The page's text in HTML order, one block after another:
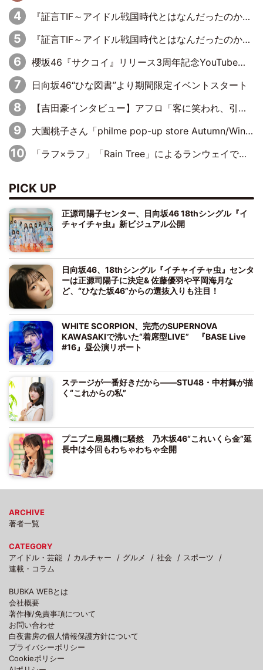
『証言TIF～アイドル戦国時代とはなんだったのか～』第11回：私立恵比寿中学・真山りか×安本彩花「TIFで10年ぶりのキョンシーメイクをしたら、場を完全に引かせてしまって。時代が変わったんだなって」
『証言TIF～アイドル戦国時代とはなんだったのか～』第10回：さくら学院・武藤彩未×飯田らうら「正直、中3で辞めるというのを信じてなくて。そう言われてはいたけど、嘘でしょって」
櫻坂46『サクコイ』リリース3周年記念YouTube特番決定
日向坂46“ひな図書”より期間限定イベントスタート
【吉田豪インタビュー】アフロ「客に笑われ、引かれ」異常なまでの熱さと勘違い力で東京で生き延びてきた男の半生
大園桃子さん「philme pop-up store Autumn/Winter 2024」を開催
「ラフ×ラフ」「Rain Tree」によるランウェイで『Zipper×NIG FES』開幕
PICK UP
正源司陽子センター、日向坂46 18thシングル『イ
チャイチャ虫』新ビジュアル公開
日向坂46、18thシングル『イチャイチャ虫』センタ
ーは正源司陽子に決定& 佐藤優羽や平岡海月な
ど、“ひなた坂46”からの選抜入りも注目！
WHITE SCORPION、完売のSUPERNOVA
KAWASAKIで沸いた“着席型LIVE” 『BASE Live
#16』昼公演リポート
ステージが一番好きだから――STU48・中村舞が描
く“これからの私”
プニプニ扇風機に騒然 乃木坂46“これいくら金”延
長中は今回もわちゃわちゃ全開
ARCHIVE
著者一覧
CATEGORY
アイドル・芸能
カルチャー グルメ 社会
スポーツ
連載・コラム
BUBKA WEBとは
会社概要
著作権/免責事項について
お問い合わせ
白夜書房の個人情報保護方針について
プライバシーポリシー
Cookieポリシー